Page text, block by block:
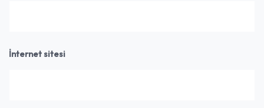
İnternet sitesi